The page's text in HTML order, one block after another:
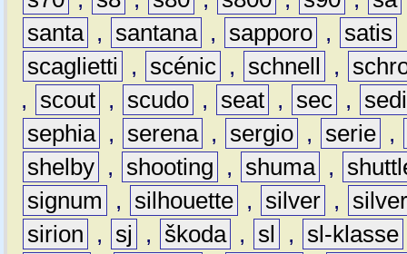
santa , santana , sapporo , satis
scaglietti
, scénic , schnell ,
,
scout , scudo , seat , sec ,
sephia , serena , sergio , serie ,
shelby , shooting , shuma ,
signum
, silhouette , silver ,
sirion
, sj , škoda , sl , sl-klasse